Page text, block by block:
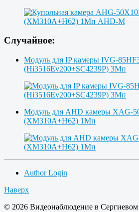
Случайное:
Модуль для IP камеры IVG-
(Hi3516Ev200+SC4239P) 3Мп
Модуль для AHD камеры XAG-
(XM310A+H62) 1Мп
Author Login
Наверх
© 2026 Видеонаблюдение в